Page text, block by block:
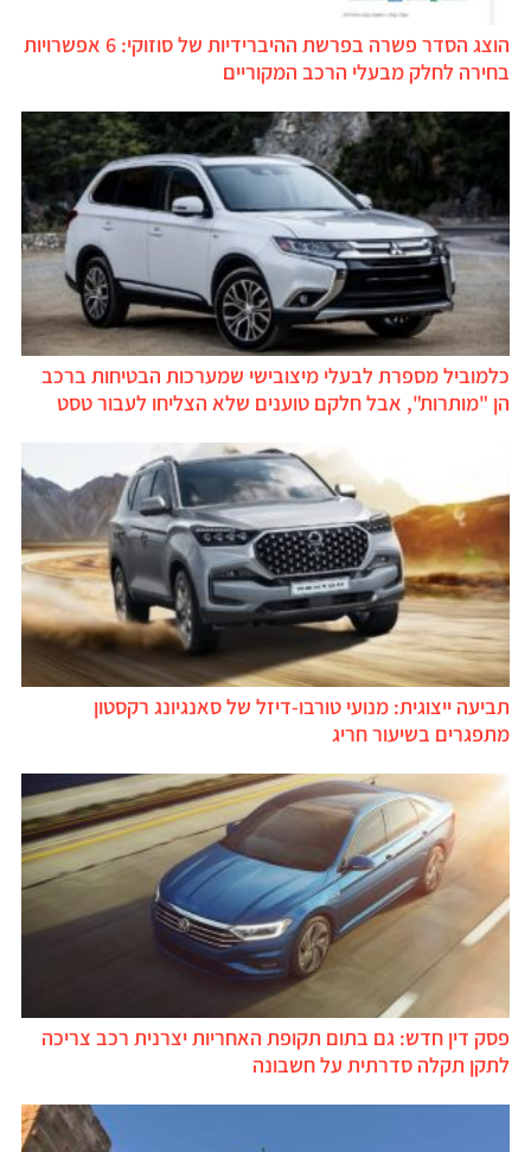
הוצג הסדר פשרה בפרשת ההיברידיות של סוזוקי: 6 אפשרויות
בחירה לחלק מבעלי הרכב המקוריים
כלמוביל מספרת לבעלי מיצובישי שמערכות הבטיחות ברכב
הן "מותרות", אבל חלקם טוענים שלא הצליחו לעבור טסט
תביעה ייצוגית: מנועי טורבו-דיזל של סאנגיונג רקסטון
מתפגרים בשיעור חריג
פסק דין חדש: גם בתום תקופת האחריות יצרנית רכב צריכה
לתקן תקלה סדרתית על חשבונה